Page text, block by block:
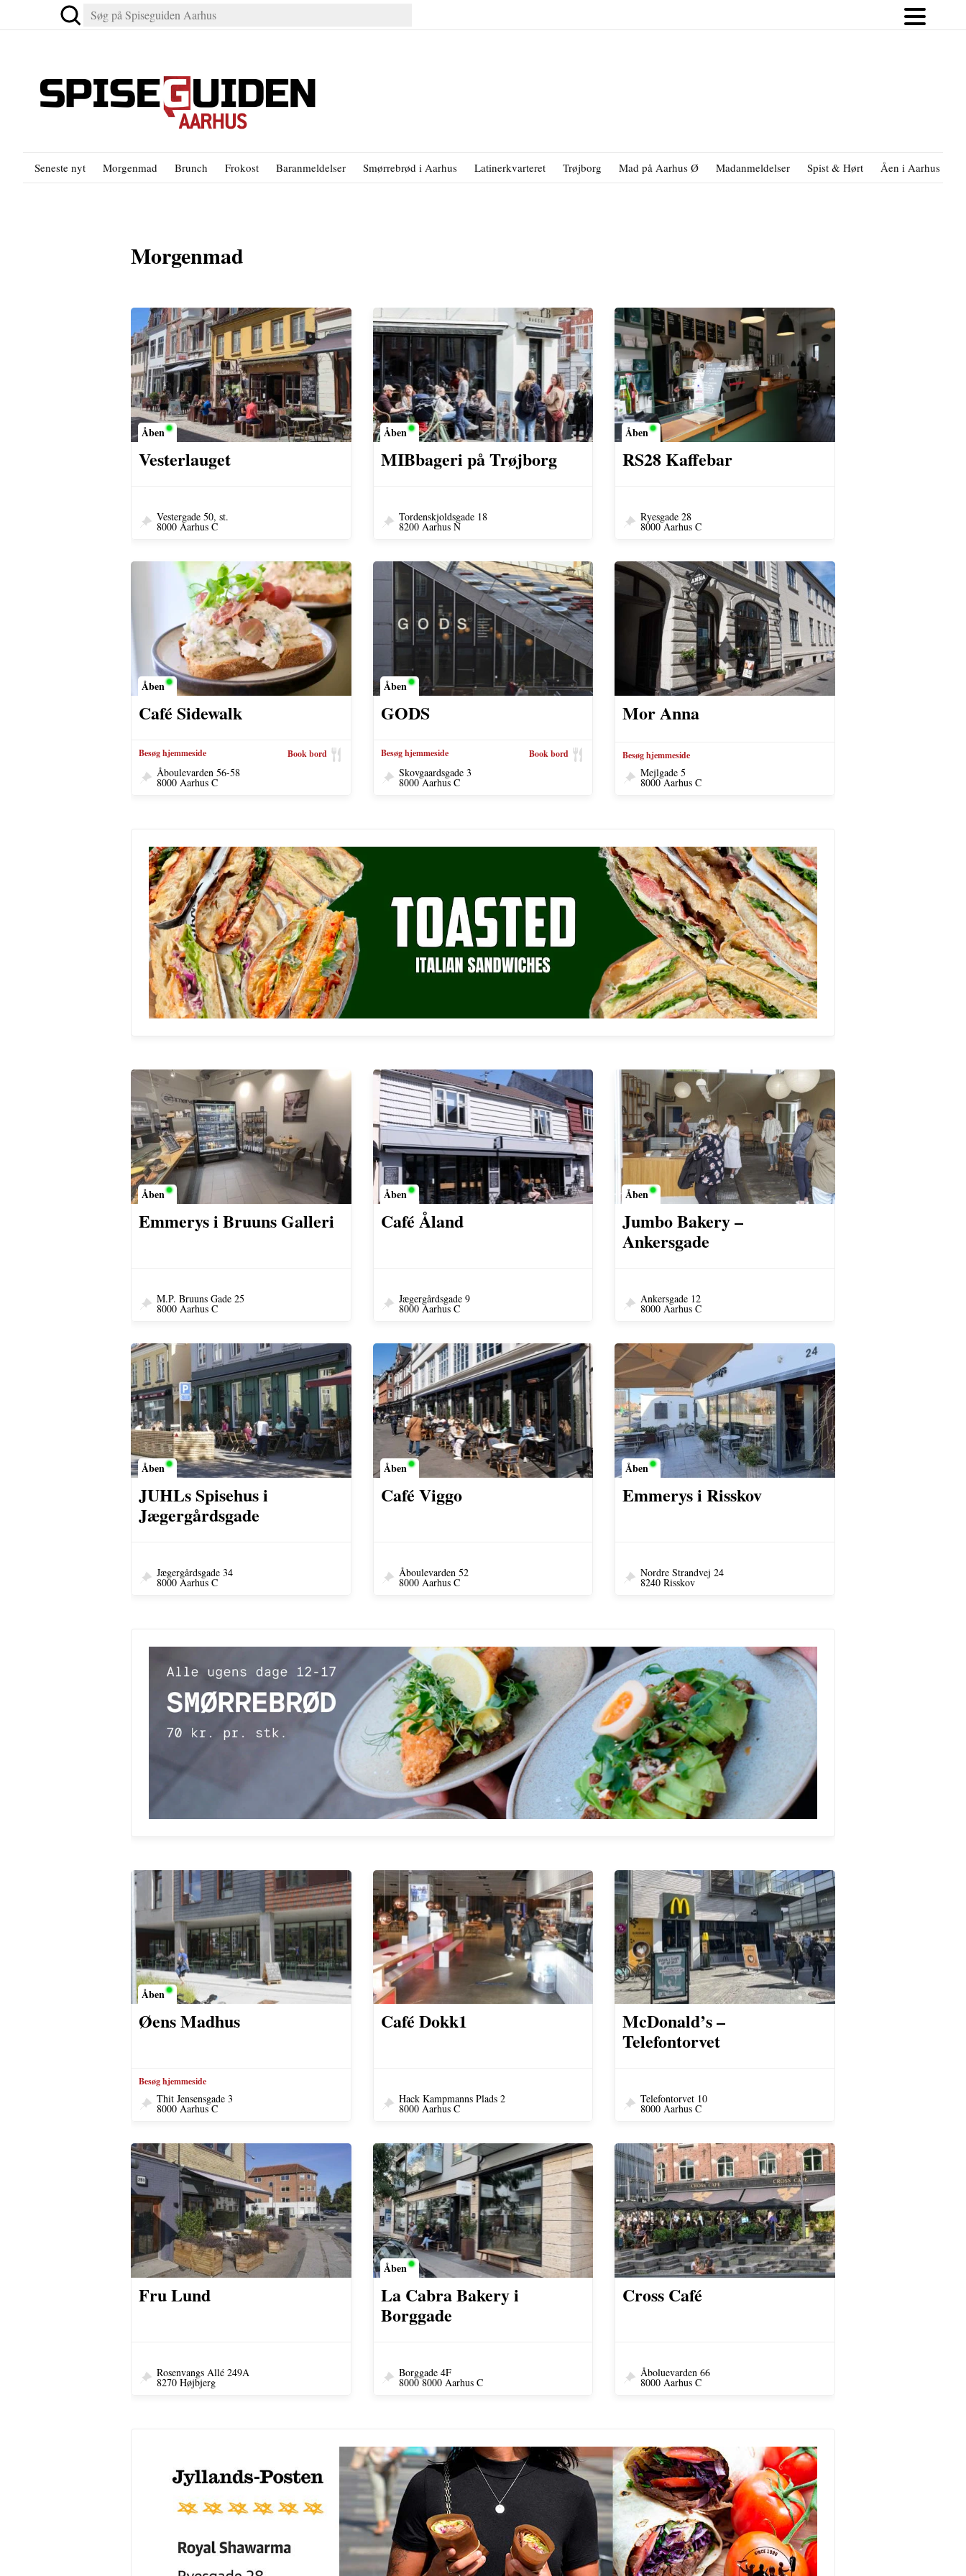
Seneste nyt Morgenmad Brunch Frokost Baranmeldelser Smørrebrød i Aarhus Latinerkvarteret Trøjborg Mad på Aarhus Ø Madanmeldelser Spist & Hørt Åen i Aarhus
Morgenmad
Åben
Vesterlauget
Vestergade 50, st.
8000 Aarhus C
Åben
MIBbageri på Trøjborg
Tordenskjoldsgade 18
8200 Aarhus N
Åben
RS28 Kaffebar
Ryesgade 28
8000 Aarhus C
Åben
Café Sidewalk
Besøg hjemmeside Book bord
Åboulevarden 56-58
8000 Aarhus C
Åben
GODS
Besøg hjemmeside Book bord
Skovgaardsgade 3
8000 Aarhus C
Mor Anna
Besøg hjemmeside
Mejlgade 5
8000 Aarhus C
Åben
Emmerys i Bruuns Galleri
M.P. Bruuns Gade 25
8000 Aarhus C
Åben
Café Åland
Jægergårdsgade 9
8000 Aarhus C
Åben
Jumbo Bakery –
Ankersgade
Ankersgade 12
8000 Aarhus C
Åben
JUHLs Spisehus i
Jægergårdsgade
Jægergårdsgade 34
8000 Aarhus C
Åben
Café Viggo
Åboulevarden 52
8000 Aarhus C
Åben
Emmerys i Risskov
Nordre Strandvej 24
8240 Risskov
Åben
Øens Madhus
Besøg hjemmeside
Thit Jensensgade 3
8000 Aarhus C
Café Dokk1
Hack Kampmanns Plads 2
8000 Aarhus C
McDonald’s –
Telefontorvet
Telefontorvet 10
8000 Aarhus C
Fru Lund
Rosenvangs Allé 249A
8270 Højbjerg
Åben
La Cabra Bakery i
Borggade
Borggade 4F
8000 8000 Aarhus C
Cross Café
Åboluevarden 66
8000 Aarhus C